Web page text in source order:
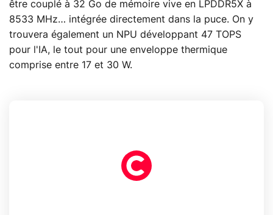
être couplé à 32 Go de mémoire vive en LPDDR5X à
8533 MHz… intégrée directement dans la puce. On y
trouvera également un NPU développant 47 TOPS
pour l'IA, le tout pour une enveloppe thermique
comprise entre 17 et 30 W.